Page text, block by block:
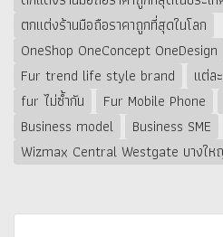
ตกแต่งร้านมือถือราคาถูกที่สุดในโลก
OneShop OneConcept OneDesign
Fur trend life style brand
แต่ล
fur ไม่ซ้ำกัน
Fur Mobile Phone
Business model
Business SME
Wizmax Central Westgate บางใ